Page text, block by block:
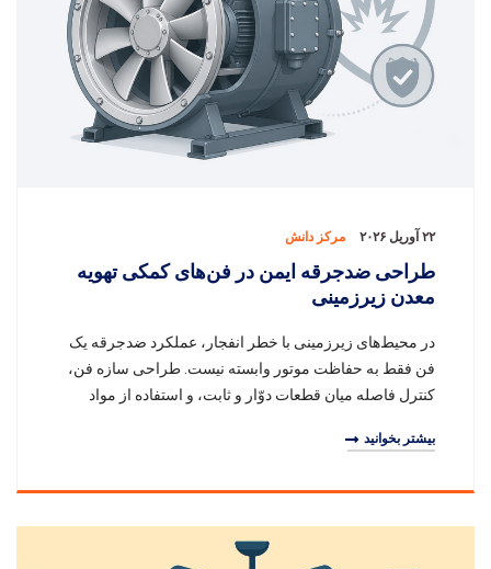
۲۲ آوریل ۲۰۲۶ مرکز دانش
طراحی ضدجرقه ایمن در فن‌های کمکی تهویه
معدن زیرزمینی
در محیط‌های زیرزمینی با خطر انفجار، عملکرد ضدجرقه یک
فن فقط به حفاظت موتور وابسته نیست. طراحی سازه فن،
کنترل فاصله میان قطعات دوّار و ثابت، و استفاده از مواد
بیشتر بخوانید